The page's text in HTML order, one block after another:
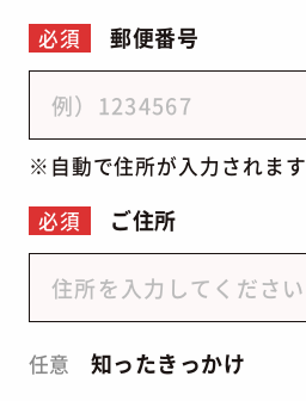
必須 郵便番号
自動で住所が入力されます
必須
ご住所
任意 知ったきっかけ